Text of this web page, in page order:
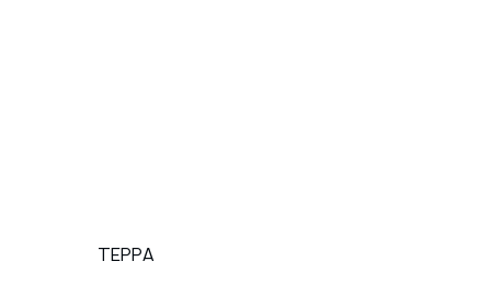
ТЕРРА